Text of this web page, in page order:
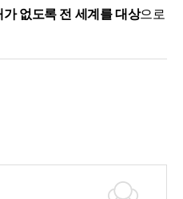
없도록 전 세계를 대상으로